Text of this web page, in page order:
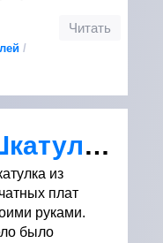
Читать
/
Шкатулка из печатных плат своими руками
из
плат
руками.
было